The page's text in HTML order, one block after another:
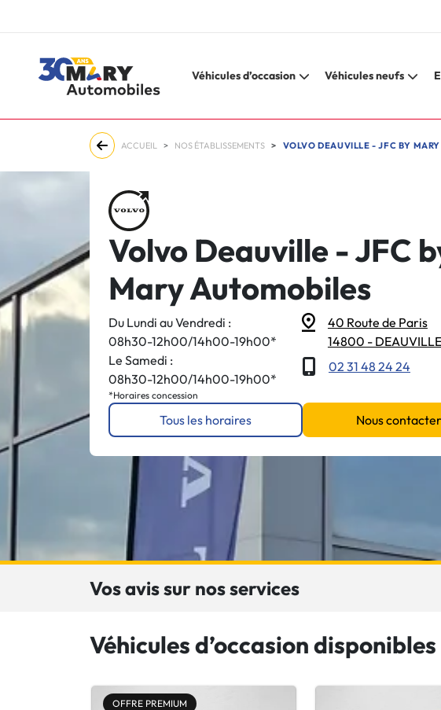
Véhicules d’occasion Véhicules neufs
ACCUEIL NOS ÉTABLISSEMENTS VOLVO DEAUVILLE - JFC BY
Volvo Deauville - JFC
Mary Automobiles
Du Lundi au Vendredi :
08h30-12h00/14h00-19h00*
Le Samedi :
08h30-12h00/14h00-19h00*
*Horaires concession
40 Route de Paris
14800 - DEAUVILLE
02 31 48 24 24
Tous les horaires Nous contacter
Vos avis sur nos services
Véhicules d’occasion
OFFRE PREMIUM